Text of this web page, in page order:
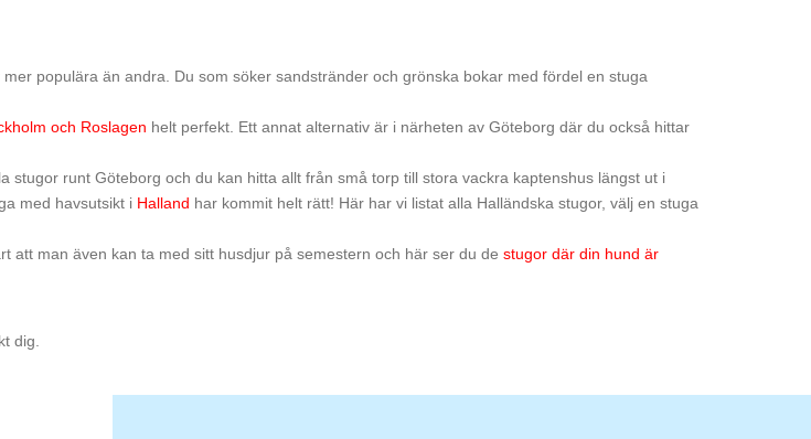
populära än andra. Du som söker sandstränder och grönska bokar med fördel en stuga
och Roslagen helt perfekt. Ett annat alternativ är i närheten av Göteborg där du också hittar
stugor runt Göteborg och du kan hitta allt från små torp till stora vackra kaptenshus längst ut i
med havsutsikt i Halland har kommit helt rätt! Här har vi listat alla Halländska stugor, välj en stuga
att man även kan ta med sitt husdjur på semestern och här ser du de stugor där din hund är
dig.